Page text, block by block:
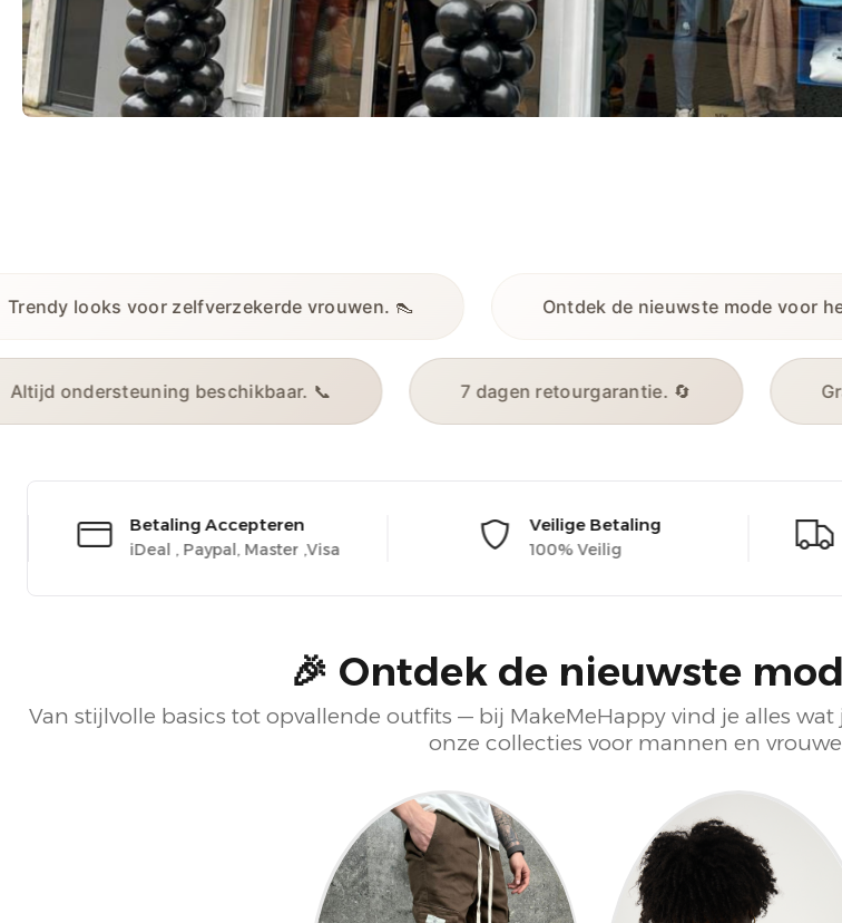
👠 Ontdek de nieuwste mode voor hem & haar! 👚👕 Gratis
stijl spreken. 🗣️ Altijd ondersteuning beschikbaar. 📞 7 dagen
24/7 Ondersteuning
Altijd Ondersteuning
Betaling Accepteren
iDeal , Paypal, Master ,Visa
🎉 Ontdek de nieuwste
Van stijlvolle basics tot opvallende outfits — bij MakeMeHappy vind je alles
onze collecties voor mannen en